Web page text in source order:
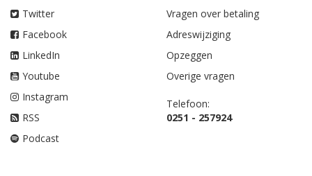
Twitter
Facebook
LinkedIn
Youtube
Instagram
RSS
Podcast
Vragen over betaling
Adreswijziging
Opzeggen
Overige vragen
Telefoon:
0251 - 257924